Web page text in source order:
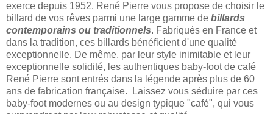
exerce depuis 1952. René Pierre vous propose de choisir le
billard de vos rêves parmi une large gamme de billards
contemporains ou traditionnels. Fabriqués en France et
dans la tradition, ces billards bénéficient d'une qualité
exceptionnelle. De même, par leur style inimitable et leur
exceptionnelle solidité, les authentiques baby-foot de café
René Pierre sont entrés dans la légende après plus de 60
ans de fabrication française. Laissez vous séduire par ces
baby-foot modernes ou au design typique "café", qui vous